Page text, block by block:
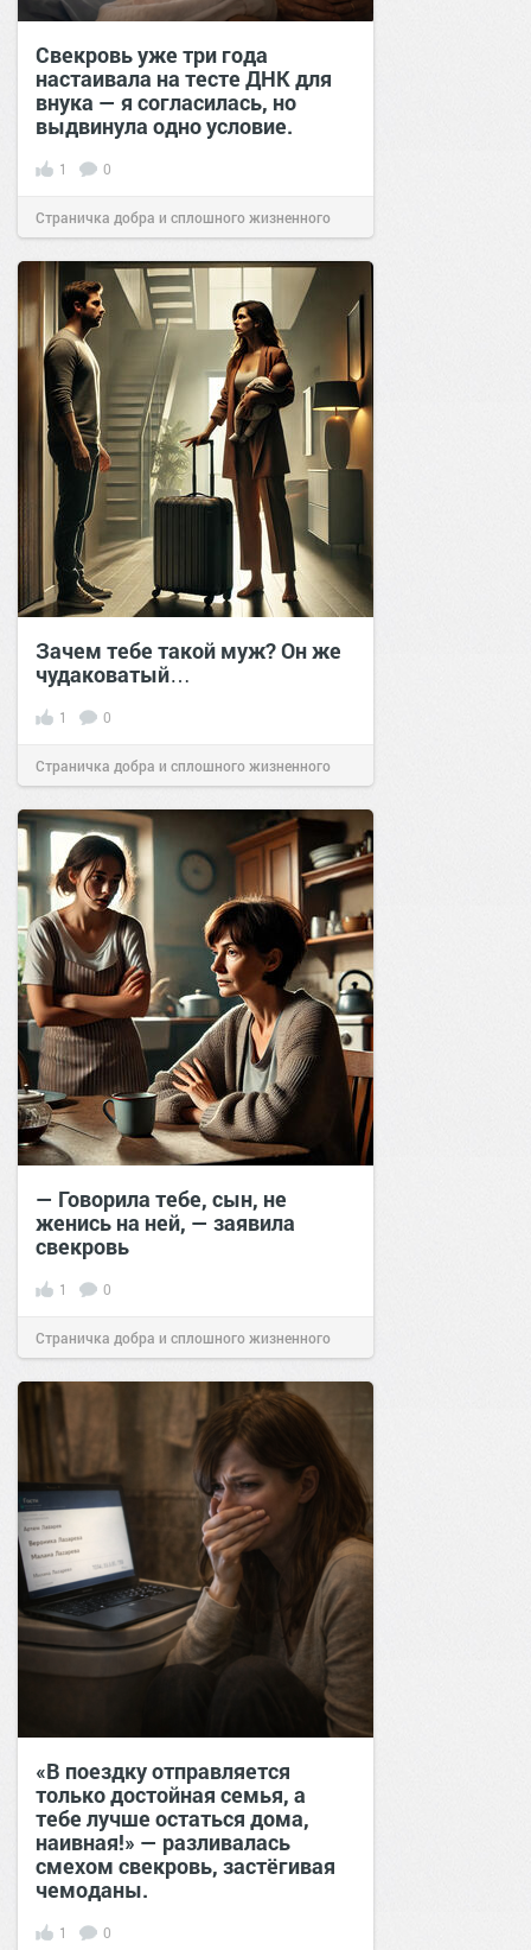
Свекровь уже три года
настаивала на тесте ДНК для
внука — я согласилась, но
выдвинула одно условие.
1 0
Страничка добра и сплошного жизненного
позитива!11:3920 фев 2026
Зачем тебе такой муж? Он же
чудаковатый…
1 0
Страничка добра и сплошного жизненного
позитива!16:4206 ноя 2024
— Говорила тебе, сын, не
женись на ней, — заявила
свекровь
1 0
Страничка добра и сплошного жизненного
позитива!21:0011 фев 2025
«В поездку отправляется
только достойная семья, а
тебе лучше остаться дома,
наивная!» — разливалась
смехом свекровь, застёгивая
чемоданы.
1 0